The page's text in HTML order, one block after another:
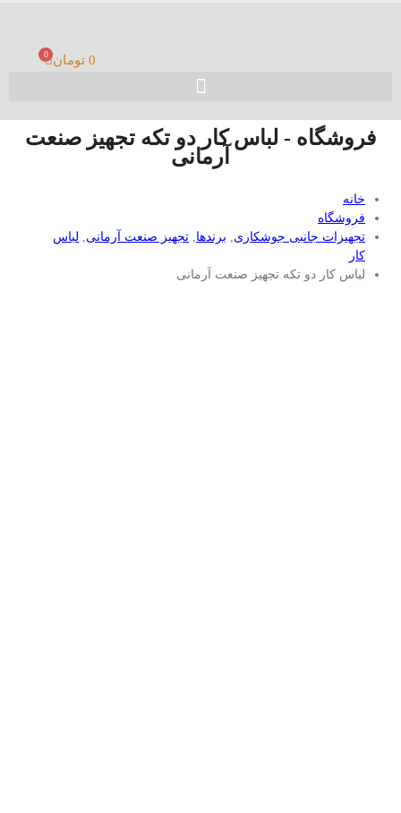
0 تومان 0
فروشگاه - لباس کار دو تکه تجهیز صنعت
آرمانی
خانه
فروشگاه
تجهیزات جانبی جوشکاری, برندها, تجهیز صنعت آرمانی, لباس
کار
لباس کار دو تکه تجهیز صنعت آرمانی